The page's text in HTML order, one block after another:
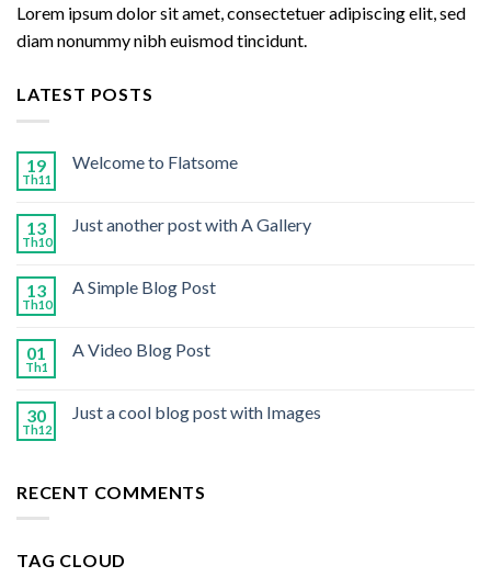
Lorem ipsum dolor sit amet, consectetuer adipiscing elit, sed
diam nonummy nibh euismod tincidunt.
LATEST POSTS
19
Th11
Welcome to Flatsome
13
Th10
Just another post with A Gallery
13
Th10
A Simple Blog Post
01
Th1
A Video Blog Post
30
Th12
Just a cool blog post with Images
RECENT COMMENTS
TAG CLOUD